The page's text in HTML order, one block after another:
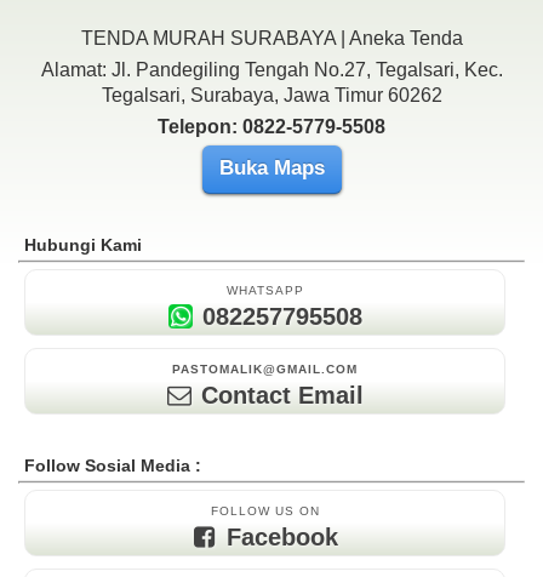
TENDA MURAH SURABAYA | Aneka Tenda
Alamat: Jl. Pandegiling Tengah No.27, Tegalsari, Kec.
Tegalsari, Surabaya, Jawa Timur 60262
Telepon: 0822-5779-5508
Buka Maps
Hubungi Kami
WHATSAPP
082257795508
PASTOMALIK@GMAIL.COM
Contact Email
Follow Sosial Media :
FOLLOW US ON
Facebook